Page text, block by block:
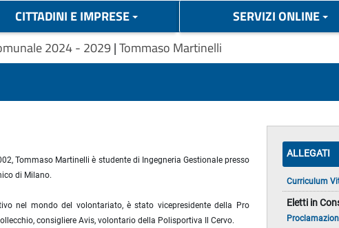
CITTADINI E IMPRESE SERVIZI ONLINE
2024 - 2029|Tommaso Martinelli
Tommaso Martinelli è studente di Ingegneria Gestionale presso
di Milano.
nel mondo del volontariato, è stato vicepresidente della Pro
consigliere Avis, volontario della Polisportiva Il Cervo.
ALLEGATI
Curriculum
Eletti in